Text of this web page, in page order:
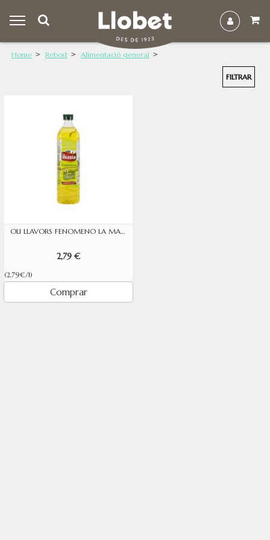
Home Rebost Alimentació general
FILTRAR
OLI LLAVORS FENOMENO LA MASIA 1L
2,79 €
(2.79€/l)
Comprar